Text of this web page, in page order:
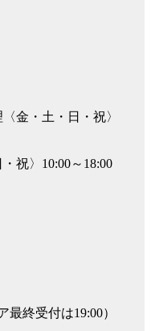
金・土・日・祝〉
祝〉10:00～18:00
最終受付は19:00）